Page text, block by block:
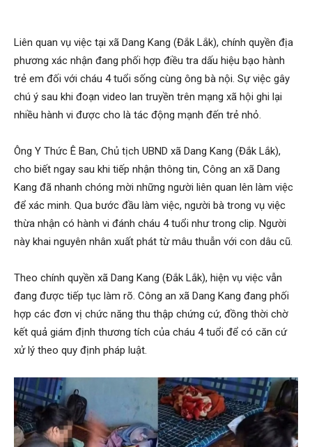
Liên quan vụ việc tại xã Dang Kang (Đắk Lắk), chính quyền địa
phương xác nhận đang phối hợp điều tra dấu hiệu bạo hành
trẻ em đối với cháu 4 tuổi sống cùng ông bà nội. Sự việc gây
chú ý sau khi đoạn video lan truyền trên mạng xã hội ghi lại
nhiều hành vi được cho là tác động mạnh đến trẻ nhỏ.
Ông Y Thức Ê Ban, Chủ tịch UBND xã Dang Kang (Đắk Lắk),
cho biết ngay sau khi tiếp nhận thông tin, Công an xã Dang
Kang đã nhanh chóng mời những người liên quan lên làm việc
để xác minh. Qua bước đầu làm việc, người bà trong vụ việc
thừa nhận có hành vi đánh cháu 4 tuổi như trong clip. Người
này khai nguyên nhân xuất phát từ mâu thuẫn với con dâu cũ.
Theo chính quyền xã Dang Kang (Đắk Lắk), hiện vụ việc vẫn
đang được tiếp tục làm rõ. Công an xã Dang Kang đang phối
hợp các đơn vị chức năng thu thập chứng cứ, đồng thời chờ
kết quả giám định thương tích của cháu 4 tuổi để có căn cứ
xử lý theo quy định pháp luật.